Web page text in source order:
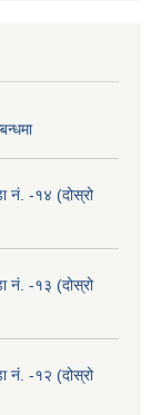
नं. -१४ (दोस्रो
नं. -१३ (दोस्रो
नं. -१२ (दोस्रो